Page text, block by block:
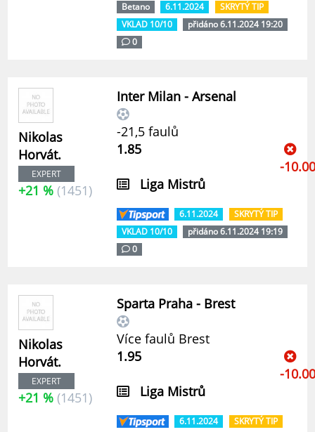
Betano 6.11.2024
SKRYTÝ TIP
VKLAD 10/10
přidáno 6.11.2024 19:20
0
Nikolas
Horvát.
EXPERT
+21 % (1451)
Inter Milan - Arsenal
-21,5 faulů
1.85
Liga Mistrů
-10.00
6.11.2024
SKRYTÝ TIP
VKLAD 10/10
přidáno 6.11.2024 19:19
0
Nikolas
Horvát.
EXPERT
+21 % (1451)
Sparta Praha - Brest
Více faulů Brest
1.95
Liga Mistrů
-10.00
6.11.2024
SKRYTÝ TIP